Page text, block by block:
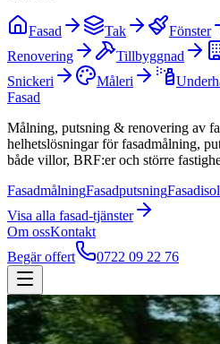
Fasad Tak Fönster
Renovering
Tillbyggnad
Snickeri
Måleri
Fasad
Målning, putsning & renovering av
helhetslösningar för fasadmålning,
både villor, BRF:er och större
FasadmålningFasadputsning
Visa alla fasad-tjänster
Om ossKontakt
Begär offert
0722 09 22 76